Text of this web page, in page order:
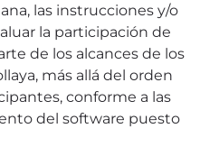
las instrucciones y/o
la participación de
de los alcances de los
más allá del orden
conforme a las
del software puesto